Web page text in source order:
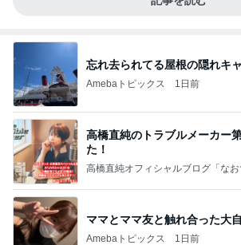
忘れ去られてる屋根の隠れキ
Amebaトピックス 1日前
高橋直純のトラブルメーカー
た！
高橋直純オフィシャルブログ「なお
ママとママ友と触れ合った大
Amebaトピックス 1日前